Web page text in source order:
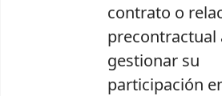
contrato o
precontractual
gestionar su
participación